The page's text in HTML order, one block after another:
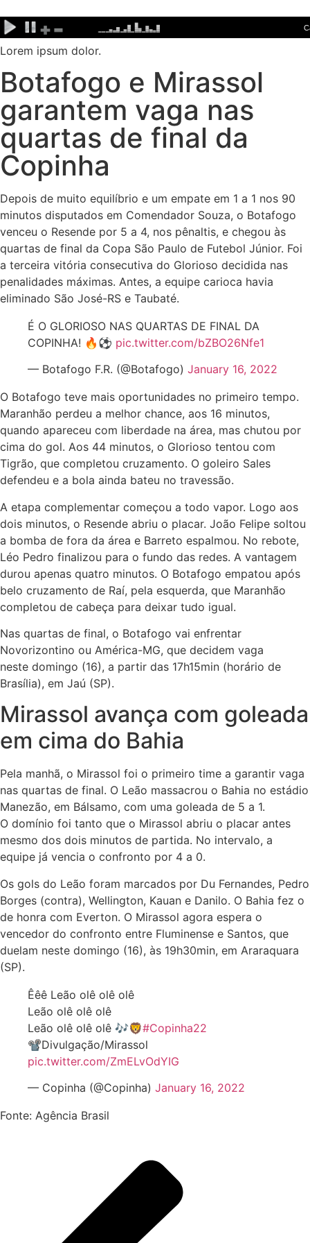
para
o
conteúdo
Lorem ipsum dolor.
Botafogo e Mirassol
garantem vaga nas
quartas de final da
Copinha
Depois de muito equilíbrio e um empate em 1 a 1 nos 90
minutos disputados em Comendador Souza, o Botafogo
venceu o Resende por 5 a 4, nos pênaltis, e chegou às
quartas de final da Copa São Paulo de Futebol Júnior. Foi
a terceira vitória consecutiva do Glorioso decidida nas
penalidades máximas. Antes, a equipe carioca havia
eliminado São José-RS e Taubaté.
É O GLORIOSO NAS QUARTAS DE FINAL DA
COPINHA! 🔥⚽️ pic.twitter.com/bZBO26Nfe1
— Botafogo F.R. (@Botafogo) January 16, 2022
O Botafogo teve mais oportunidades no primeiro tempo.
Maranhão perdeu a melhor chance, aos 16 minutos,
quando apareceu com liberdade na área, mas chutou por
cima do gol. Aos 44 minutos, o Glorioso tentou com
Tigrão, que completou cruzamento. O goleiro Sales
defendeu e a bola ainda bateu no travessão.
A etapa complementar começou a todo vapor. Logo aos
dois minutos, o Resende abriu o placar. João Felipe soltou
a bomba de fora da área e Barreto espalmou. No rebote,
Léo Pedro finalizou para o fundo das redes. A vantagem
durou apenas quatro minutos. O Botafogo empatou após
belo cruzamento de Raí, pela esquerda, que Maranhão
completou de cabeça para deixar tudo igual.
Nas quartas de final, o Botafogo vai enfrentar
Novorizontino ou América-MG, que decidem vaga
neste domingo (16), a partir das 17h15min (horário de
Brasília), em Jaú (SP).
Mirassol avança com goleada
em cima do Bahia
Pela manhã, o Mirassol foi o primeiro time a garantir vaga
nas quartas de final. O Leão massacrou o Bahia no estádio
Manezão, em Bálsamo, com uma goleada de 5 a 1.
O domínio foi tanto que o Mirassol abriu o placar antes
mesmo dos dois minutos de partida. No intervalo, a
equipe já vencia o confronto por 4 a 0.
Os gols do Leão foram marcados por Du Fernandes, Pedro
Borges (contra), Wellington, Kauan e Danilo. O Bahia fez o
de honra com Everton. O Mirassol agora espera o
vencedor do confronto entre Fluminense e Santos, que
duelam neste domingo (16), às 19h30min, em Araraquara
(SP).
Êêê Leão olê olê olê
Leão olê olê olê
Leão olê olê olê 🎶🦁#Copinha22
📽️Divulgação/Mirassol
pic.twitter.com/ZmELvOdYIG
— Copinha (@Copinha) January 16, 2022
Fonte: Agência Brasil